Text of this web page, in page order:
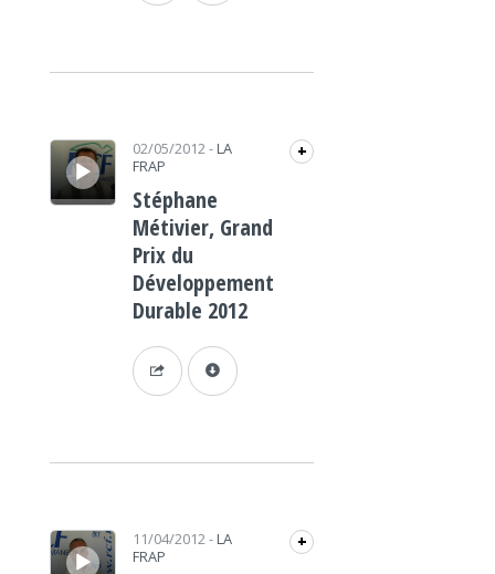
Lecteur audio 02/05/2012- LA
FRAP
+
Stéphane
Métivier, Grand
Prix du
Développement
Durable 2012
Lecteur audio 11/04/2012- LA
FRAP
+